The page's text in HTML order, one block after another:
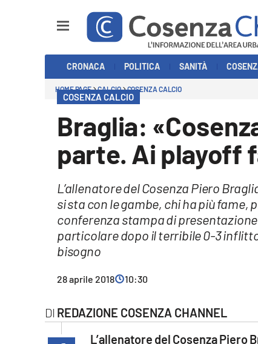
Economia e Lavoro
CRONACA POLITICA SANITÀ
HOME PAGE CALCIO COSENZA CALCIO
COSENZA CALCIO
Braglia:
parte. Ai playoff
L’allenatore del Cosenza Piero
si sta con le gambe, chi ha più
conferenza stampa di
particolare dopo il terribile 0-3
bisogno
28 aprile 2018 10:30
REDAZIONE COSENZA CHANNEL
L’allenatore del Cosenza Piero